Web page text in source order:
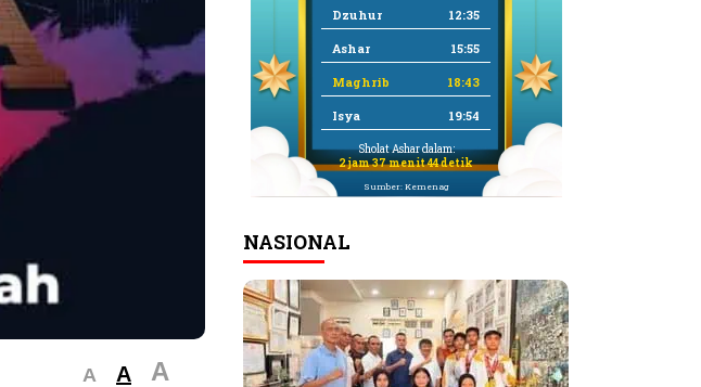
A A A
Dzuhur 12:35
Ashar 15:55
Maghrib 18:43
Isya 19:54
Sholat Ashar dalam:
2 jam 37 menit 43 detik
Sumber: Kemenag
NASIONAL